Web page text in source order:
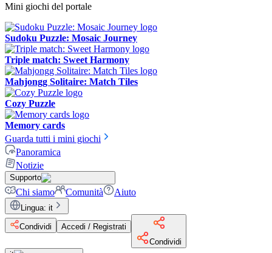
Mini giochi del portale
Sudoku Puzzle: Mosaic Journey
Triple match: Sweet Harmony
Mahjongg Solitaire: Match Tiles
Cozy Puzzle
Memory cards
Guarda tutti i mini giochi
Panoramica
Notizie
Supporto
Chi siamo Comunità Aiuto
Lingua: it
Condividi
Accedi / Registrati
Condividi